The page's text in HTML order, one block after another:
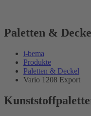
Paletten &
i-bema
Produkte
Paletten & Deckel
Vario 1208 Export